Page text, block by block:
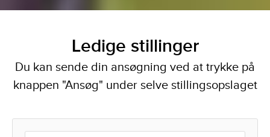
Ledige stillinger
Du kan sende din ansøgning ved at trykke på
knappen "Ansøg" under selve stillingsopslaget